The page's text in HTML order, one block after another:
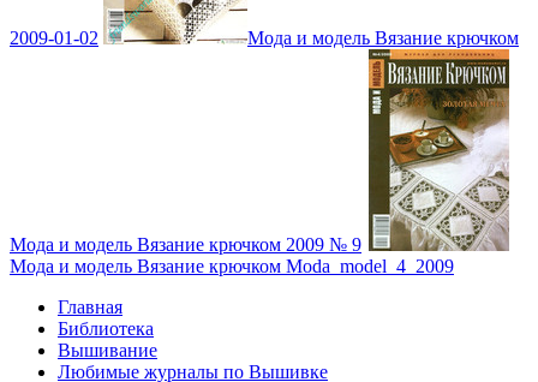
2009-01-02 Мода и модель Вязание крючком
Мода и модель Вязание крючком 2009 № 9
Мода и модель Вязание крючком Moda_model_4_2009
Главная
Библиотека
Вышивание
Любимые журналы по Вышивке